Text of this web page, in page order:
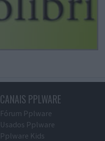
CANAIS PPLWARE
Fórum Pplware
Usados Pplware
Pplware Kids